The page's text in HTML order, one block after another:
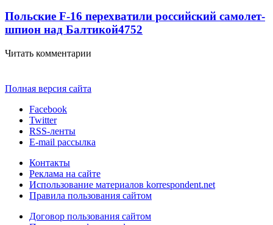
Польские F-16 перехватили российский самолет-
шпион над Балтикой4752
Читать комментарии
Полная версия сайта
Facebook
Twitter
RSS-ленты
E-mail рассылка
Контакты
Реклама на сайте
Использование материалов korrespondent.net
Правила пользования сайтом
Договор пользования сайтом